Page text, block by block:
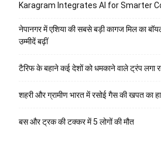
Karagram Integrates AI for Smarter
नेपानगर में एशिया की सबसे बड़ी कागज मिल का
उम्मीदें बढ़ीं
टैरिफ के बहाने कई देशों को धमकाने वाले ट्रंप लगा
शहरी और ग्रामीण भारत में रसोई गैस की खपत का
बस और ट्रक की टक्कर में 5 लोगों की मौत